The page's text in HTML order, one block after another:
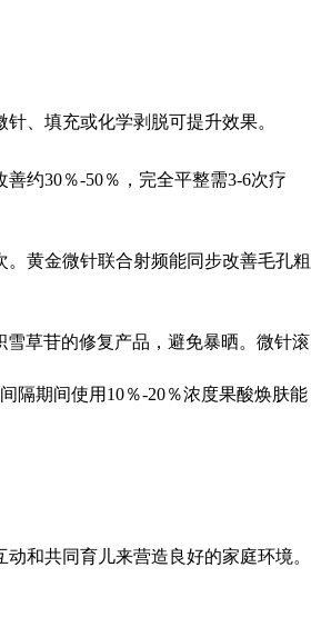
、填充或化学剥脱可提升效果。
约30％-50％，完全平整需3-6次疗
。黄金微针联合射频能同步改善毛孔粗
草苷的修复产品，避免暴晒。微针滚
隔期间使用10％-20％浓度果酸焕肤能
和共同育儿来营造良好的家庭环境。